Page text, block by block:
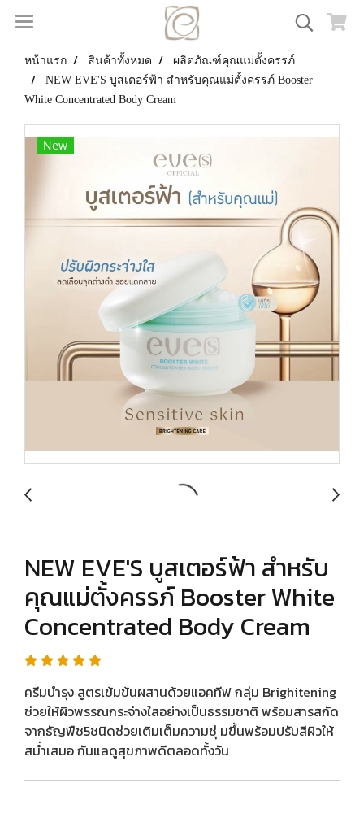
หน้าแรก สินค้าทั้งหมด
ผลิตภัณฑ์คุณแม่ตั้งครรภ์
NEW EVE'S บูสเตอร์ฟ้า สำหรับคุณแม่ตั้งครรภ์ Booster
White Concentrated Body Cream
New
NEW EVE'S บูสเตอร์ฟ้า สำหรับ
คุณแม่ตั้งครรภ์ Booster White
Concentrated Body Cream
ครีมบำรุง สูตรเข้มข้นผสานด้วยแอคทีฟ กลุ่ม Brighitening
ช่วยให้ผิวพรรณกระจ่างใสอย่างเป็นธรรมชาติ พร้อมสารสกัด
จากธัญพืช5ชนิดช่วยเติมเต็มความชุ่ มขึ้นพร้อมปรับสีผิวให้
สม่ำเสมอ กันแลดูสุขภาพดีตลอดทั้งวัน